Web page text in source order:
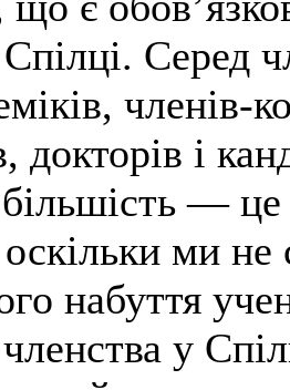
Серед
членів-
докторів і
— це
ми
набуття
у